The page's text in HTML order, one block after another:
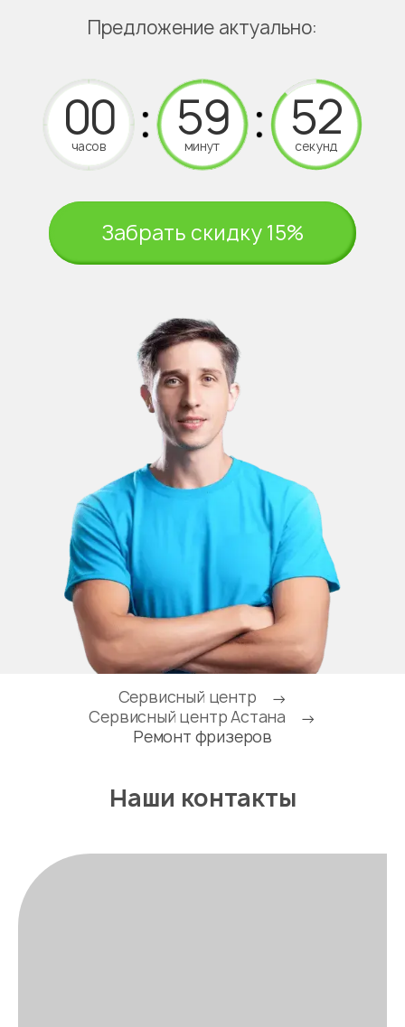
Предложение актуально:
часов минут секунд
Забрать скидку 15%
Сервисный центр
→
Сервисный центр Астана
→
Ремонт фризеров
Наши контакты